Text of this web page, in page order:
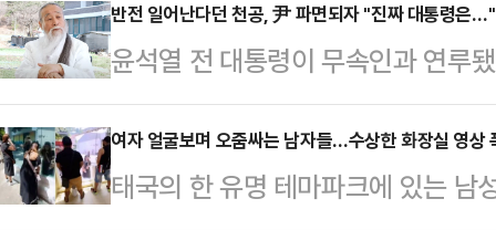
호)는 7일 성폭력범죄의처벌등에
의로 구속기소된 A씨에게 징역 25
까지 자신의 딸을 277회 성폭행했
에 불과했다.B씨는 성인이 되는 과
에게서 벗어날 수 없었다. B씨는 4
반전 일어난다던 천공, 尹 파면되자 "진짜 대통령은…"
윤석열 전 대통령이 무속인과 연루
이 윤 전 대통령 파면 이후 "나라를
나"라고 말했다.천공은 7일 자신의
면'이라는 제목의 영상에서 "하늘이
여자 얼굴보며 오줌싸는 남자들…수상한 화장실 영상
태국의 한 유명 테마파크에 있는